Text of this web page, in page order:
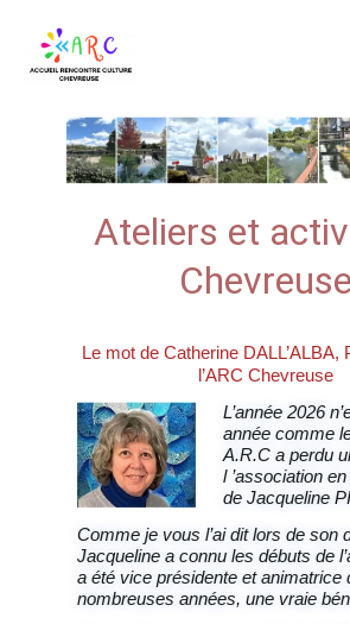
contenu
Ateliers et
Chevreuse
Le mot de Catherine DALL’ALBA,
l’ARC Chevreuse
L’année 2026
année comme
A.R.C a perdu
l ’association
de Jacqueline
Comme je vous l’ai dit lors de son
Jacqueline a connu les débuts de
a été vice présidente et animatrice
nombreuses années, une vraie